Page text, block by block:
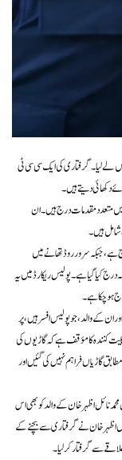
لے لیا۔ گرفتاری کی ایک سی سی ٹی
دکھائی دیتے ہیں۔
متعدد مقدمات درج ہیں۔ ان
شامل ہیں۔
جبکہ سرور روڈ تھانے میں
کیا گیا ہے۔ پولیس ریکارڈ میں یہ
ہو چکا ہے۔
کے والد، جو پولیس افسر ہیں، پر
شکایت کنندہ کا مؤقف ہے کہ گاڑیوں کی
گاڑیاں فراہم نہیں کی گئیں اور
نائل اظہر خان کے والد کو بھی اس
اظہر خان نے گرفتاری سے بچنے کے
سے گرفتار کر لیا۔